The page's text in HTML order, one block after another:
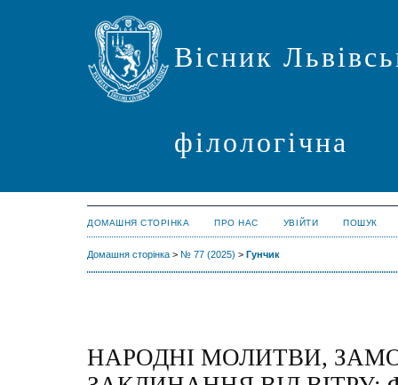
Вісник
філологічна
ДОМАШНЯ СТОРІНКА ПРО НАС УВІЙТИ ПОШУК
Домашня сторінка > № 77 (2025) > Гунчик
НАРОДНІ МОЛИТВИ,